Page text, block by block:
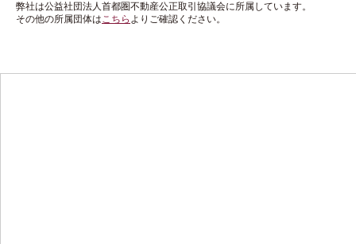
弊社は公益社団法人首都圏不動産公正取引協議会に所属しています。
その他の所属団体はこちら よりご確認ください。